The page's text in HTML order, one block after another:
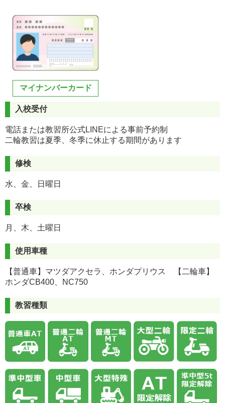
マイナンバーカード
入校受付
電話または教習所公式LINEによる事前予約制
二輪教習は夏季、冬季に休止する期間があります
修検
水、金、日曜日
卒検
月、木、土曜日
使用車種
【普通車】マツダアクセラ、ホンダプリウス 【二輪車】
ホンダCB400、NC750
教習種類